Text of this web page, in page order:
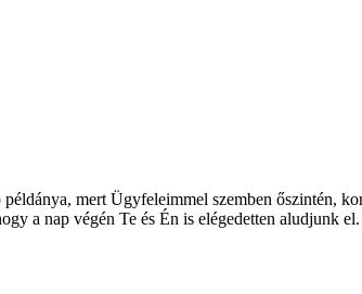
mert Ügyfeleimmel szemben őszintén,
a nap végén Te és Én is elégedetten aludjunk el.